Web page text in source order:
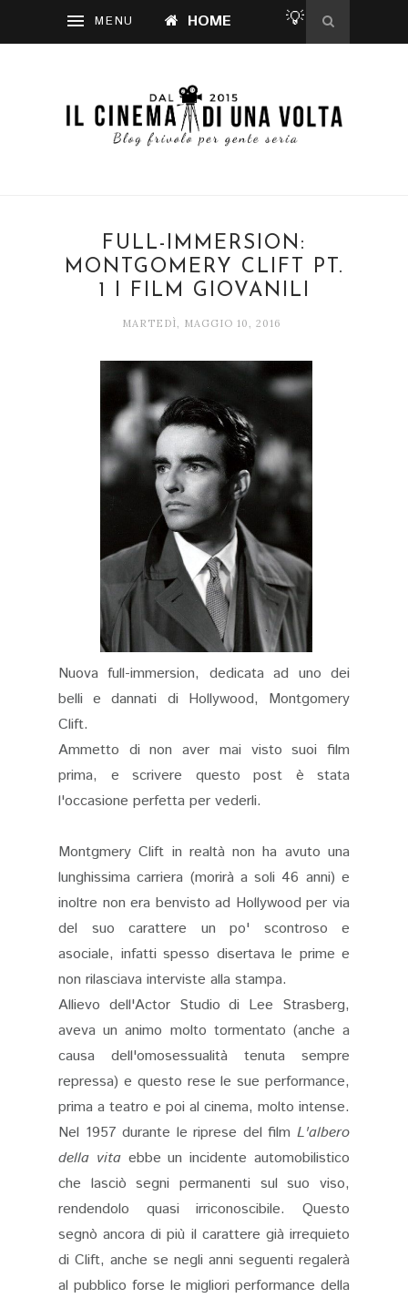
HOME 💡
FULL-IMMERSION:
MONTGOMERY CLIFT PT.
1 I FILM GIOVANILI
MARTEDÌ, MAGGIO 10, 2016
Nuova full-immersion, dedicata ad uno dei
belli e dannati di Hollywood, Montgomery
Clift.
Ammetto di non aver mai visto suoi film
prima, e scrivere questo post è stata
l'occasione perfetta per vederli.
Montgmery Clift in realtà non ha avuto una
lunghissima carriera (morirà a soli 46 anni) e
inoltre non era benvisto ad Hollywood per via
del suo carattere un po' scontroso e
asociale, infatti spesso disertava le prime e
non rilasciava interviste alla stampa.
Allievo dell'Actor Studio di Lee Strasberg,
aveva un animo molto tormentato (anche a
causa dell'omosessualità tenuta sempre
repressa) e questo rese le sue performance,
prima a teatro e poi al cinema, molto intense.
Nel 1957 durante le riprese del film L'albero
della vitaebbe un incidente automobilistico
che lasciò segni permanenti sul suo viso,
rendendolo quasi irriconoscibile. Questo
segnò ancora di più il carattere già irrequieto
di Clift, anche se negli anni seguenti regalerà
al pubblico forse le migliori performance della